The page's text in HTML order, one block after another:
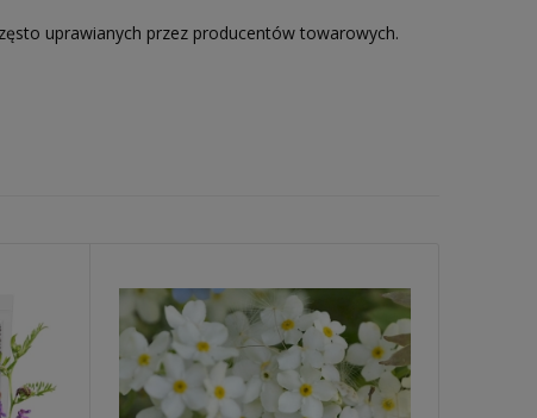
uprawianych przez producentów towarowych.